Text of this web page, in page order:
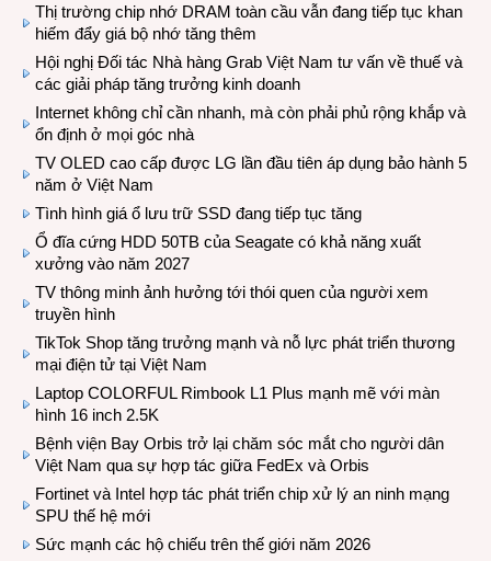
Thị trường chip nhớ DRAM toàn cầu vẫn đang tiếp tục khan
hiếm đẩy giá bộ nhớ tăng thêm
Hội nghị Đối tác Nhà hàng Grab Việt Nam tư vấn về thuế và
các giải pháp tăng trưởng kinh doanh
Internet không chỉ cần nhanh, mà còn phải phủ rộng khắp và
ổn định ở mọi góc nhà
TV OLED cao cấp được LG lần đầu tiên áp dụng bảo hành 5
năm ở Việt Nam
Tình hình giá ổ lưu trữ SSD đang tiếp tục tăng
Ổ đĩa cứng HDD 50TB của Seagate có khả năng xuất
xưởng vào năm 2027
TV thông minh ảnh hưởng tới thói quen của người xem
truyền hình
TikTok Shop tăng trưởng mạnh và nỗ lực phát triển thương
mại điện tử tại Việt Nam
Laptop COLORFUL Rimbook L1 Plus mạnh mẽ với màn
hình 16 inch 2.5K
Bệnh viện Bay Orbis trở lại chăm sóc mắt cho người dân
Việt Nam qua sự hợp tác giữa FedEx và Orbis
Fortinet và Intel hợp tác phát triển chip xử lý an ninh mạng
SPU thế hệ mới
Sức mạnh các hộ chiếu trên thế giới năm 2026